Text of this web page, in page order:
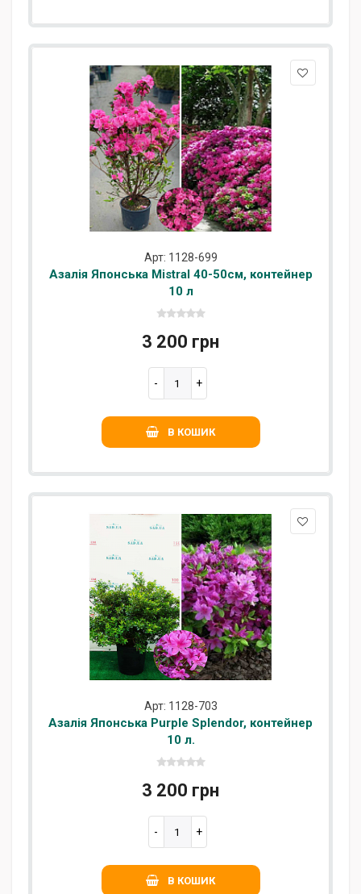
Арт: 1128-699
Азалія Японська Mistral 40-50см, контейнер
10 л
3 200 грн
В КОШИК
Арт: 1128-703
Азалія Японська Purple Splendor, контейнер
10 л.
3 200 грн
В КОШИК